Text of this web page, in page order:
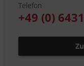
Telefon
+49 (0)